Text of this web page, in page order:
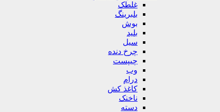
غلطک
بلبرینگ
بوش
بلید
سیل
چرخ دنده
چیپست
وب
درام
کاغذ کش
ناخنک
دسته